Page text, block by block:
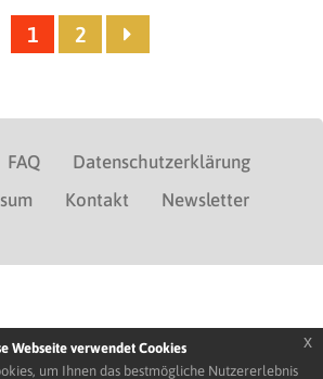
1 2
FAQ
Datenschutzerklärung
Kontakt Newsletter
Webseite verwendet Cookies
um Ihnen das bestmögliche Nutzererlebnis
x